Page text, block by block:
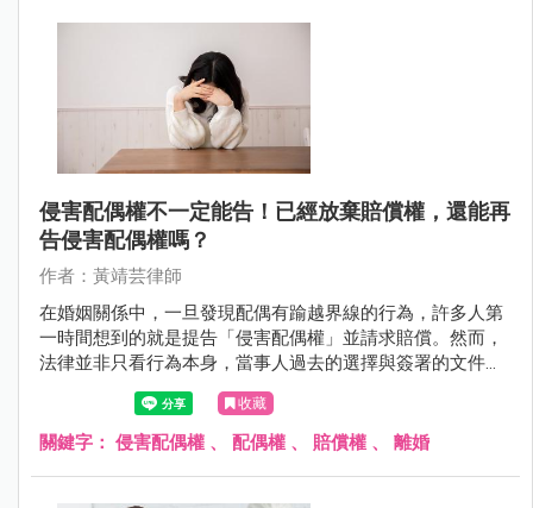
侵害配偶權不一定能告！已經放棄賠償權，還能再
告侵害配偶權嗎？
作者：黃靖芸律師
在婚姻關係中，一旦發現配偶有踰越界線的行為，許多人第
一時間想到的就是提告「侵害配偶權」並請求賠償。然而，
法律並非只看行為本身，當事人過去的選擇與簽署的文件，
同樣可能成為關鍵。
收藏
關鍵字： 侵害配偶權 、 配偶權 、 賠償權 、 離婚